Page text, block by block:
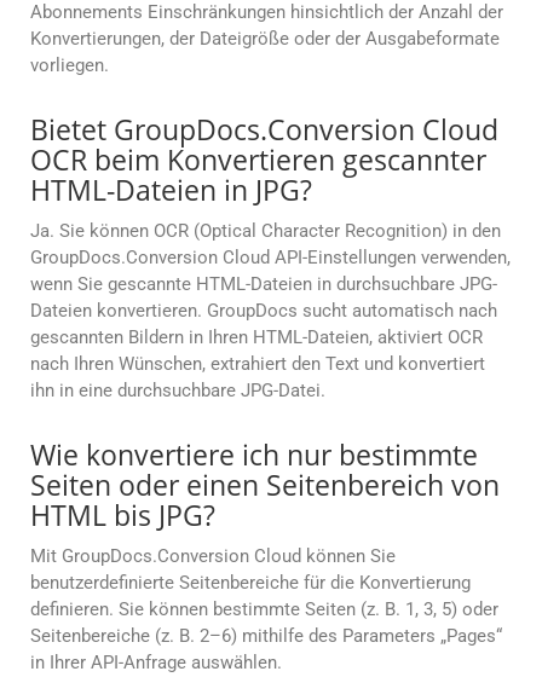
Abonnements Einschränkungen hinsichtlich der Anzahl der
Konvertierungen, der Dateigröße oder der Ausgabeformate
vorliegen.
Bietet GroupDocs.Conversion Cloud
OCR beim Konvertieren gescannter
HTML-Dateien in JPG?
Ja. Sie können OCR (Optical Character Recognition) in den
GroupDocs.Conversion Cloud API-Einstellungen verwenden,
wenn Sie gescannte HTML-Dateien in durchsuchbare JPG-
Dateien konvertieren. GroupDocs sucht automatisch nach
gescannten Bildern in Ihren HTML-Dateien, aktiviert OCR
nach Ihren Wünschen, extrahiert den Text und konvertiert
ihn in eine durchsuchbare JPG-Datei.
Wie konvertiere ich nur bestimmte
Seiten oder einen Seitenbereich von
HTML bis JPG?
Mit GroupDocs.Conversion Cloud können Sie
benutzerdefinierte Seitenbereiche für die Konvertierung
definieren. Sie können bestimmte Seiten (z. B. 1, 3, 5) oder
Seitenbereiche (z. B. 2–6) mithilfe des Parameters „Pages“
in Ihrer API-Anfrage auswählen.